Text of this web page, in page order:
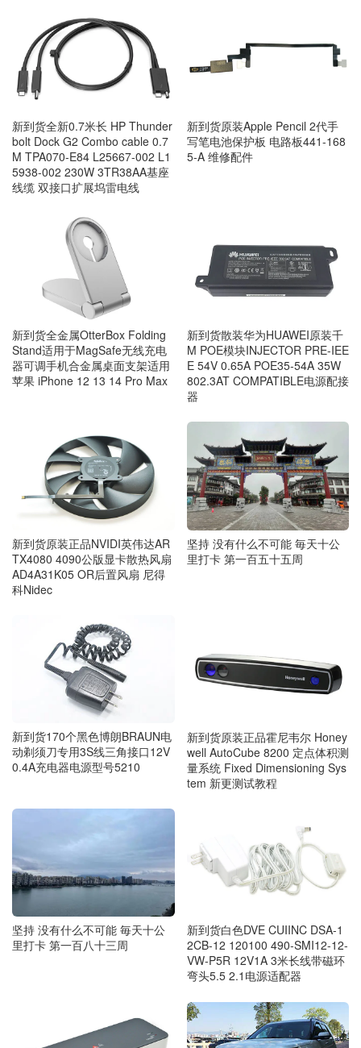
新到货全新0.7米长 HP Thunder
bolt Dock G2 Combo cable 0.7
M TPA070-E84 L25667-002 L1
5938-002 230W 3TR38AA基座
线缆 双接口扩展坞雷电线
新到货原装Apple Pencil 2代手
写笔电池保护板 电路板441-168
5-A 维修配件
新到货全金属OtterBox Folding
Stand适用于MagSafe无线充电
器可调手机合金属桌面支架适用
苹果 iPhone 12 13 14 Pro Max
新到货散装华为HUAWEI原装千
M POE模块INJECTOR PRE-IEE
E 54V 0.65A POE35-54A 35W
802.3AT COMPATIBLE电源配接
器
新到货原装正品NVIDI英伟达AR
TX4080 4090公版显卡散热风扇
AD4A31K05 OR后置风扇 尼得
科Nidec
坚持 没有什么不可能 毎天十公
里打卡 第一百五十五周
新到货170个黑色博朗BRAUN电
动剃须刀专用3S线三角接口12V
0.4A充电器电源型号5210
新到货原装正品霍尼韦尔 Honey
well AutoCube 8200 定点体积测
量系统 Fixed Dimensioning Sys
tem 新更测试教程
坚持 没有什么不可能 毎天十公
里打卡 第一百八十三周
新到货白色DVE CUIINC DSA-1
2CB-12 120100 490-SMI12-12-
VW-P5R 12V1A 3米长线带磁环
弯头5.5 2.1电源适配器